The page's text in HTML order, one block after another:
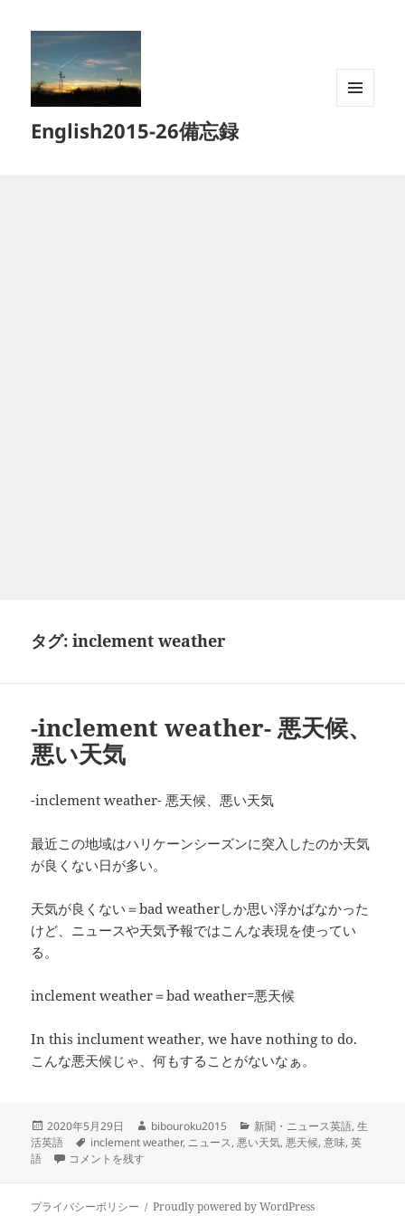
English2015-26備忘録
タグ:inclement weather
-inclement weather- 悪天候、
悪い天気
-inclement weather- 悪天候、悪い天気
最近この地域はハリケーンシーズンに突入したのか天気
が良くない日が多い。
天気が良くない＝bad weatherしか思い浮かばなかった
けど、ニュースや天気予報ではこんな表現を使ってい
る。
inclement weather＝bad weather=悪天候
In this inclument weather, we have nothing to do.
こんな悪天候じゃ、何もすることがないなぁ。
投
稿
日:
2020年5月29日
作
成
bibouroku2015
カ
テ
新聞・ニュース英語,生
活英語
タ
グ
inclement weather, ニュース,悪い天気,悪天候,意味,英
語
-inclement weather- 悪天候、悪い天気 に
コメントを残す
プライバシーポリシー Proudly powered by WordPress